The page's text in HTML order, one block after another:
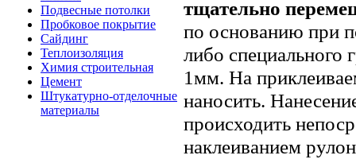
Подвесные потолки
Пробковое покрытие
Сайдинг
Теплоизоляция
Химия строительная
Цемент
Штукатурно-отделочные
материалы
тщательно
по основанию при
либо специального
1мм. На
наносить.
происходить
наклеиванием